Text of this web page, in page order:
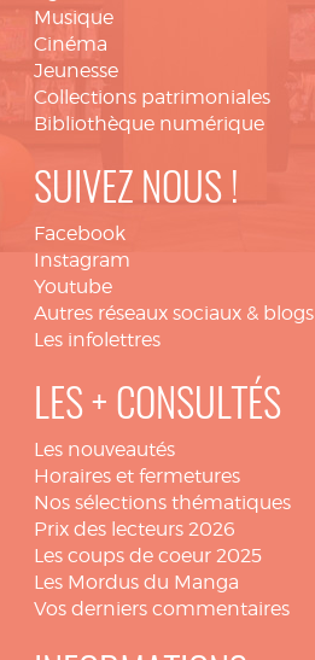
Musique
Cinéma
Jeunesse
Collections patrimoniales
Bibliothèque numérique
SUIVEZ NOUS !
Facebook
Instagram
Youtube
Autres réseaux sociaux & blogs
Les infolettres
LES + CONSULTÉS
Les nouveautés
Horaires et fermetures
Nos sélections thématiques
Prix des lecteurs 2026
Les coups de coeur 2025
Les Mordus du Manga
Vos derniers commentaires